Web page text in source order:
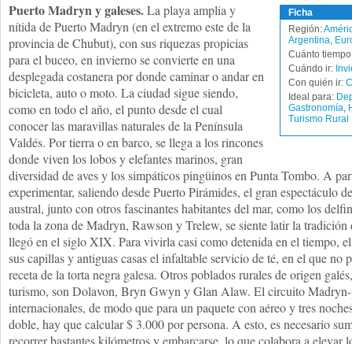
Ficha
Región:
Argentina,
Cuánto
Cuándo ir:
Con quién ir:
Ideal para:
Gastronomía,
Turismo Rural
Puerto Madryn y galeses.La playa amplia y
nítida de Puerto Madryn (en el extremo este de la
provincia de Chubut), con sus riquezas propicias
para el buceo, en invierno se convierte en una
desplegada costanera por donde caminar o andar en
bicicleta, auto o moto. La ciudad sigue siendo,
como en todo el año, el punto desde el cual
conocer las maravillas naturales de la Península
Valdés. Por tierra o en barco, se llega a los rincones
donde viven los lobos y elefantes marinos, gran
diversidad de aves y los simpáticos pingüinos en Punta Tombo. A
experimentar, saliendo desde Puerto Pirámides, el gran espectáculo
austral, junto con otros fascinantes habitantes del mar, como los
toda la zona de Madryn, Rawson y Trelew, se siente latir la
llegó en el siglo XIX. Para vivirla casi como detenida en el tiempo,
sus capillas y antiguas casas el infaltable servicio de té, en el que no
receta de la torta negra galesa. Otros poblados rurales de origen
turismo, son Dolavon, Bryn Gwyn y Glan Alaw. El circuito Madryn-
internacionales, de modo que para un paquete con aéreo y tres
doble, hay que calcular $ 3.000 por persona. A esto, es necesario
recorrer bastantes kilómetros y embarcarse, lo que colabora a